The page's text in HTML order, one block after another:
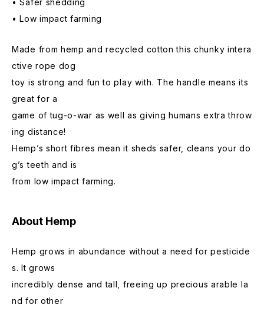
• Low impact farming
Made from hemp and recycled cotton this chunky intera
ctive rope dog
toy is strong and fun to play with. The handle means its
great for a
game of tug-o-war as well as giving humans extra throw
ing distance!
Hemp’s short fibres mean it sheds safer, cleans your do
g’s teeth and is
from low impact farming.
About Hemp
Hemp grows in abundance without a need for pesticide
s. It grows
incredibly dense and tall, freeing up precious arable la
nd for other